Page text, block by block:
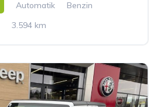
Automatik
Benzin
3.594 km